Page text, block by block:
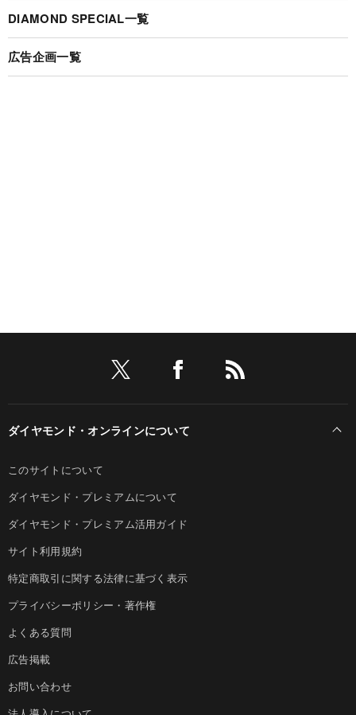
DIAMOND SPECIAL一覧
広告企画一覧
ダイヤモンド・オンラインについて
このサイトについて
ダイヤモンド・プレミアムについて
ダイヤモンド・プレミアム活用ガイド
サイト利用規約
特定商取引に関する法律に基づく表示
プライバシーポリシー・著作権
よくある質問
広告掲載
お問い合わせ